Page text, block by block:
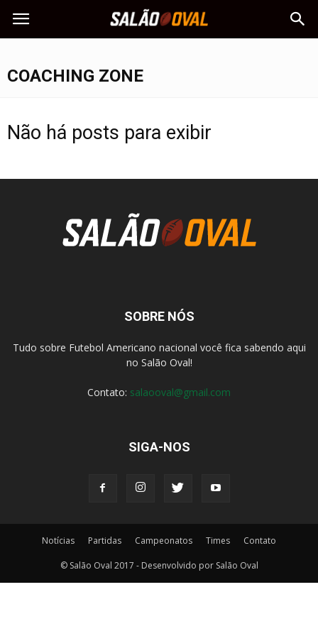
COACHING ZONE
Não há posts para exibir
SOBRE NÓS
Tudo sobre Futebol Americano nacional você fica sabendo aqui
no Salão Oval!
Contato: salaooval@gmail.com
SIGA-NOS
Notícias Partidas Campeonatos Times Contato
© Salão Oval 2017 - Desenvolvido por Salão Oval